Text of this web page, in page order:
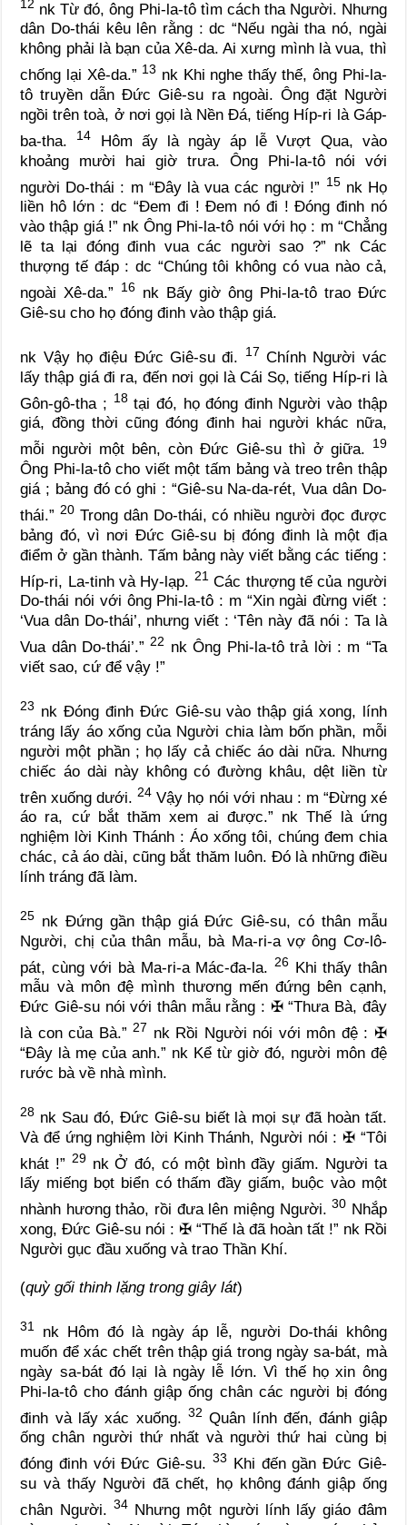
12 nk Từ đó, ông Phi-la-tô tìm cách tha Người. Nhưng
dân Do-thái kêu lên rằng :dc “Nếu ngài tha nó, ngài
không phải là bạn của Xê-da. Ai xưng mình là vua, thì
chống lại Xê-da.” 13 nkKhi nghe thấy thế, ông Phi-la-
tô truyền dẫn Đức Giê-su ra ngoài. Ông đặt Người
ngồi trên toà, ở nơi gọi là Nền Đá, tiếng Híp-ri là Gáp-
ba-tha.
14
Hôm ấy là ngày áp lễ Vượt Qua, vào
khoảng mười hai giờ trưa. Ông Phi-la-tô nói với
người Do-thái : m “Đây là vua các người !” 15 nk Họ
liền hô lớn :dc “Đem đi ! Đem nó đi ! Đóng đinh nó
vào thập giá !” nk Ông Phi-la-tô nói với họ : m “Chẳng
lẽ ta lại đóng đinh vua các người sao ?” nk Các
thượng tế đáp : dc “Chúng tôi không có vua nào cả,
ngoài Xê-da.”
16 nkBấy giờ ông Phi-la-tô trao Đức
Giê-su cho họ đóng đinh vào thập giá.
nk Vậy họ điệu Đức Giê-su đi. 17 Chính Người vác
lấy thập giá đi ra, đến nơi gọi là Cái Sọ, tiếng Híp-ri là
Gôn-gô-tha ; 18tại đó, họ đóng đinh Người vào thập
giá, đồng thời cũng đóng đinh hai người khác nữa,
mỗi người một bên, còn Đức Giê-su thì ở giữa.
19
Ông Phi-la-tô cho viết một tấm bảng và treo trên thập
giá ; bảng đó có ghi : “Giê-su Na-da-rét, Vua dân Do-
thái.”20 Trong dân Do-thái, có nhiều người đọc được
bảng đó, vì nơi Đức Giê-su bị đóng đinh là một địa
điểm ở gần thành. Tấm bảng này viết bằng các tiếng :
Híp-ri, La-tinh và Hy-lạp. 21Các thượng tế của người
Do-thái nói với ông Phi-la-tô : m “Xin ngài đừng viết :
‘Vua dân Do-thái’, nhưng viết : ‘Tên này đã nói : Ta là
Vua dân Do-thái’.”22 nkÔng Phi-la-tô trả lời : m “Ta
viết sao, cứ để vậy !”
23 nk Đóng đinh Đức Giê-su vào thập giá xong, lính
tráng lấy áo xống của Người chia làm bốn phần, mỗi
người một phần ; họ lấy cả chiếc áo dài nữa. Nhưng
chiếc áo dài này không có đường khâu, dệt liền từ
trên xuống dưới.24 Vậy họ nói với nhau : m “Đừng xé
áo ra, cứ bắt thăm xem ai được.” nk Thế là ứng
nghiệm lời Kinh Thánh : Áo xống tôi, chúng đem chia
chác, cả áo dài, cũng bắt thăm luôn. Đó là những điều
lính tráng đã làm.
25 nk Đứng gần thập giá Đức Giê-su, có thân mẫu
Người, chị của thân mẫu, bà Ma-ri-a vợ ông Cơ-lô-
pát, cùng với bà Ma-ri-a Mác-đa-la. 26Khi thấy thân
mẫu và môn đệ mình thương mến đứng bên cạnh,
Đức Giê-su nói với thân mẫu rằng : ✠“Thưa Bà, đây
là con của Bà.”27 nkRồi Người nói với môn đệ : ✠
“Đây là mẹ của anh.” nk Kể từ giờ đó, người môn đệ
rước bà về nhà mình.
28 nk Sau đó, Đức Giê-su biết là mọi sự đã hoàn tất.
Và để ứng nghiệm lời Kinh Thánh, Người nói : ✠ “Tôi
khát !” 29 nk Ở đó, có một bình đầy giấm. Người ta
lấy miếng bọt biển có thấm đầy giấm, buộc vào một
nhành hương thảo, rồi đưa lên miệng Người.30 Nhắp
xong, Đức Giê-su nói : ✠ “Thế là đã hoàn tất !” nkRồi
Người gục đầu xuống và trao Thần Khí.
(quỳ gối thinh lặng trong giây lát)
31 nk Hôm đó là ngày áp lễ, người Do-thái không
muốn để xác chết trên thập giá trong ngày sa-bát, mà
ngày sa-bát đó lại là ngày lễ lớn. Vì thế họ xin ông
Phi-la-tô cho đánh giập ống chân các người bị đóng
đinh và lấy xác xuống. 32 Quân lính đến, đánh giập
ống chân người thứ nhất và người thứ hai cùng bị
đóng đinh với Đức Giê-su. 33 Khi đến gần Đức Giê-
su và thấy Người đã chết, họ không đánh giập ống
chân Người. 34Nhưng một người lính lấy giáo đâm